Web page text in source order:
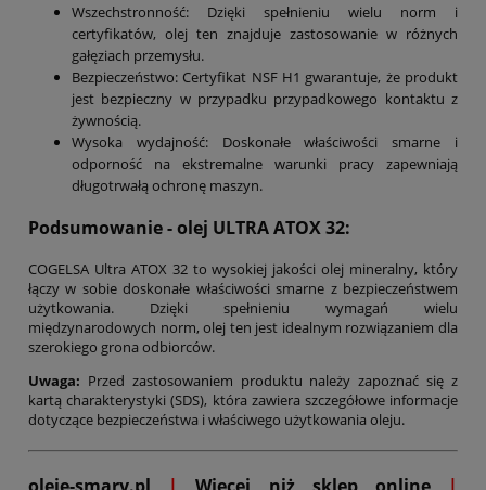
Wszechstronność: Dzięki spełnieniu wielu norm i
certyfikatów, olej ten znajduje zastosowanie w różnych
gałęziach przemysłu.
Bezpieczeństwo: Certyfikat NSF H1 gwarantuje, że produkt
jest bezpieczny w przypadku przypadkowego kontaktu z
żywnością.
Wysoka wydajność: Doskonałe właściwości smarne i
odporność na ekstremalne warunki pracy zapewniają
długotrwałą ochronę maszyn.
Podsumowanie - olej ULTRA ATOX 32:
COGELSA Ultra ATOX 32 to wysokiej jakości olej mineralny, który
łączy w sobie doskonałe właściwości smarne z bezpieczeństwem
użytkowania. Dzięki spełnieniu wymagań wielu
międzynarodowych norm, olej ten jest idealnym rozwiązaniem dla
szerokiego grona odbiorców.
Uwaga: Przed zastosowaniem produktu należy zapoznać się z
kartą charakterystyki (SDS), która zawiera szczegółowe informacje
dotyczące bezpieczeństwa i właściwego użytkowania oleju.